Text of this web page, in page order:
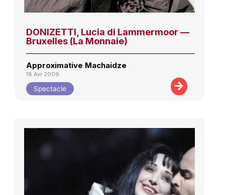
DONIZETTI, Lucia di Lammermoor —
Bruxelles (La Monnaie)
Approximative Machaidze
18 Avr 2009
Spectacle